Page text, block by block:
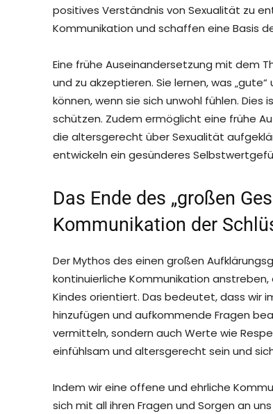
positives Verständnis von Sexualität zu
Kommunikation und schaffen eine Basis
Eine frühe Auseinandersetzung mit dem
und zu akzeptieren. Sie lernen, was
können, wenn sie sich unwohl fühlen.
schützen. Zudem ermöglicht eine frühe
die altersgerecht über Sexualität
entwickeln ein gesünderes
Das Ende des „großen
Kommunikation der
Der Mythos des einen großen
kontinuierliche Kommunikation
Kindes orientiert. Das bedeutet, dass wir
hinzufügen und aufkommende Fragen
vermitteln, sondern auch Werte wie
einfühlsam und altersgerecht sein und
Indem wir eine offene und ehrliche
sich mit all ihren Fragen und Sorgen an